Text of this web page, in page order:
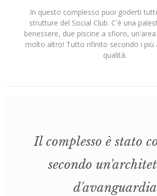
In questo complesso puoi goderti
strutture del Social Club. C'è una
benessere, due piscine a sfioro,
molto altro! Tutto rifinito secondo i più
qualità.
Il complesso è stato
secondo
d'avanguardia